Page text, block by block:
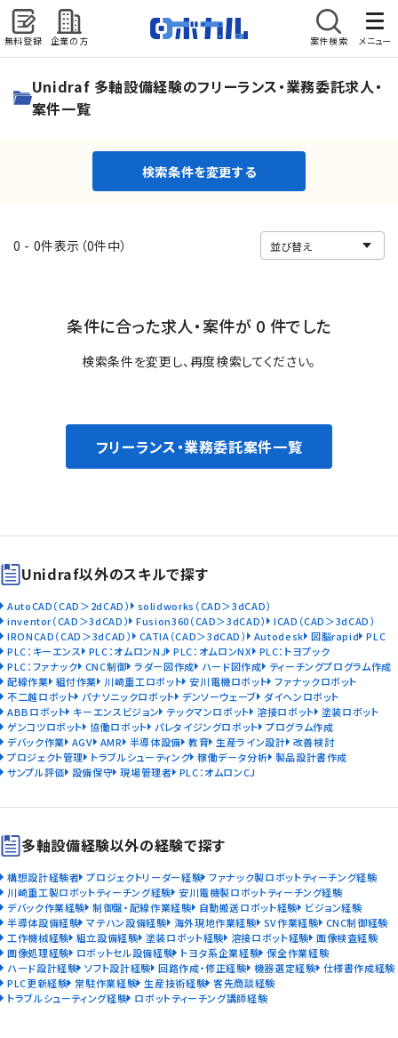
無料登録 企業の方 案件検索 メニュー
検索条件を変更する
Unidraf 多軸設備経験のフリーランス・業務委託求人・
案件一覧
検索条件を変更する
0 - 0件表示（0件中）
条件に合った求人・案件が 0 件でした
検索条件を変更し、再度検索してください。
フリーランス・業務委託案件一覧
Unidraf以外のスキルで探す
AutoCAD（CAD＞2dCAD）
solidworks（CAD＞3dCAD）
inventor（CAD＞3dCAD） Fusion360（CAD＞3dCAD）
ICAD（CAD＞3dCAD）
IRONCAD（CAD＞3dCAD）
CATIA（CAD＞3dCAD） Autodesk 図脳rapid PLC
PLC：キーエンス
PLC：オムロンNJ PLC：オムロンNX
PLC：トヨプック
PLC：ファナック CNC制御 ラダー図作成 ハード図作成
ティーチングプログラム作成
配線作業 組付作業 川崎重工ロボット 安川電機ロボット ファナックロボット
不二越ロボット パナソニックロボット デンソーウェーブ ダイヘンロボット
ABBロボット キーエンスビジョン テックマンロボット 溶接ロボット 塗装ロボット
ゲンコツロボット 協働ロボット パレタイジングロボット プログラム作成
デバック作業 AGV AMR 半導体設備 教育 生産ライン設計 改善検討
プロジェクト管理 トラブルシューティング 稼働データ分析 製品設計書作成
サンプル評価 設備保守 現場管理者 PLC：オムロンCJ
多軸設備経験以外の経験で探す
構想設計経験者 プロジェクトリーダー経験 ファナック製ロボットティーチング経験
川崎重工製ロボットティーチング経験 安川電機製ロボットティーチング経験
デバック作業経験 制御盤・配線作業経験 自動搬送ロボット経験 ビジョン経験
半導体設備経験 マテハン設備経験 海外現地作業経験 SV作業経験 CNC制御経験
工作機械経験 組立設備経験 塗装ロボット経験 溶接ロボット経験 画像検査経験
画像処理経験 ロボットセル設備経験 トヨタ系企業経験 保全作業経験
ハード設計経験 ソフト設計経験 回路作成・修正経験 機器選定経験 仕様書作成経験
PLC更新経験 常駐作業経験 生産技術経験 客先商談経験
トラブルシューティング経験 ロボットティーチング講師経験